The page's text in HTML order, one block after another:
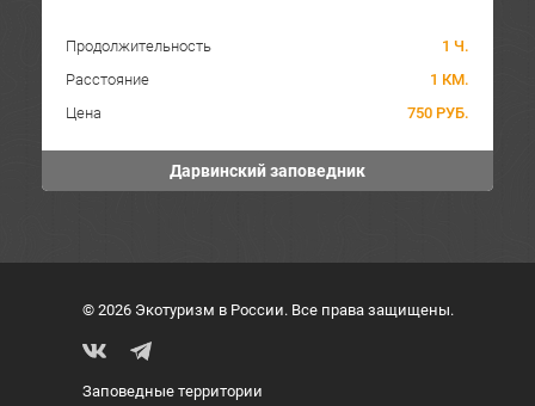
Продолжительность
1 Ч.
Расстояние
1 КМ.
Цена
750 РУБ.
Дарвинский заповедник
© 2026 Экотуризм в России. Все права защищены.
Заповедные территории